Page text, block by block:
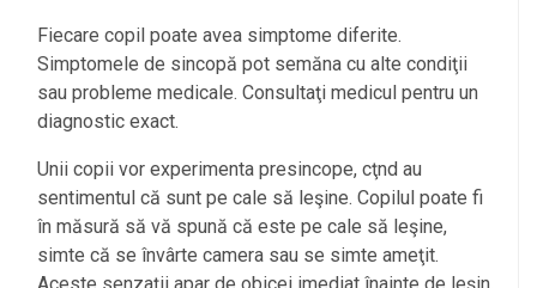
Fiecare copil poate avea simptome diferite.
Simptomele de sincopă pot semăna cu alte condiţii
sau probleme medicale. Consultaţi medicul pentru un
diagnostic exact.
Unii copii vor experimenta presincope, cţnd au
sentimentul că sunt pe cale să leşine. Copilul poate fi
în măsură să vă spună că este pe cale să leşine,
simte că se învârte camera sau se simte ameţit.